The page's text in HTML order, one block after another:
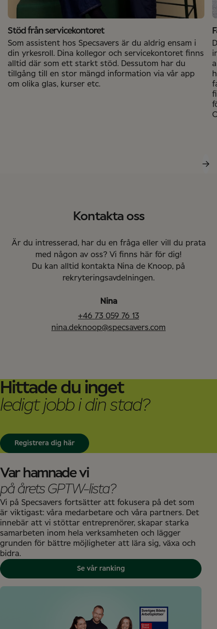
Stöd från servicekontoret
Som assistent hos Specsavers är du aldrig ensam i
din yrkesroll. Dina kollegor och servicekontoret finns
alltid där som ett starkt stöd. Dessutom har du
tillgång till en stor mängd information via vår app
om olika glas, kurser etc.
Kontakta oss
Är du intresserad, har du en fråga eller vill du prata
med någon av oss? Vi finns här för dig!
Du kan alltid kontakta Nina de Knoop, på
rekryteringsavdelningen.
Nina
+46 73 059 76 13
nina.deknoop@specsavers.com
Hittade du inget
ledigt jobb i din stad?
Registrera dig här
Var hamnade vi
på årets GPTW-lista?
Vi på Specsavers fortsätter att fokusera på det som
är viktigast: våra medarbetare och våra partners. Det
innebär att vi stöttar entreprenörer, skapar starka
samarbeten inom hela verksamheten och lägger
grunden för bättre möjligheter att lära sig, växa och
bidra.
Se vår ranking